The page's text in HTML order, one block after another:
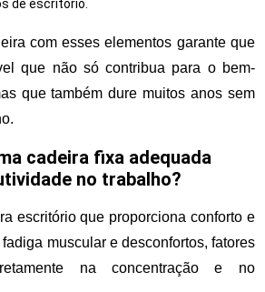
de escritório.
com esses elementos garante que
que não só contribua para o bem-
que também dure muitos anos sem
cadeira fixa adequada
no trabalho?
escritório que proporciona conforto e
muscular e desconfortos, fatores
na concentração e no